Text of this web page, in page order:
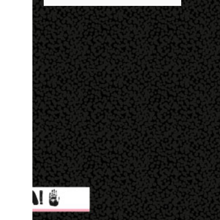
entrar no exército’… Essas coisas me fizeram
entrar no exército. Eu disse; ‘vou mostrar
par...
destaques é seu status de relacionamento
amoroso. Em maio deste ano, Mbappé foi
visto pela primeira vez ao lado de Inès Rau .
A modelo trans, então, passou a ser
apontada como namorada do atleta. No
entanto, os dois nunca confirmaram que a
relação existe. Quem é Inès Rau? Inès Rau é
uma modelo de descendência argelina
nascida em Paris, França. Ela ficou famosa
ao se tornar a primeira playmate trans da
Playboy , em novembro de 2017. Ela realizou
uma cirurgia de redesignação sexual aos 18
anos, mas sua identidade transgênero só se
tornou publica quando ela posou na revista
e lançou sua biografia 'Femme' , publicada
em 2018. "Eu vivi muito tempo sem falar
que era transgênero, Eu namorei muito e
quase esqueci. Eu ti...